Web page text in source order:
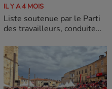
IL Y A 4 MOIS
Liste soutenue par le Parti
des travailleurs, conduite
faut savoir du premier tour